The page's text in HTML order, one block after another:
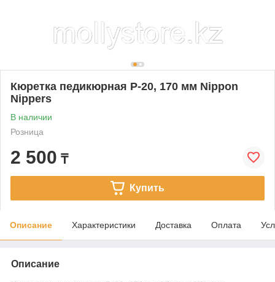
Кюретка педикюрная P-20, 170 мм Nippon
Nippers
В наличии
Розница
2 500 ₸
Купить
Описание Характеристики Доставка Оплата
Описание